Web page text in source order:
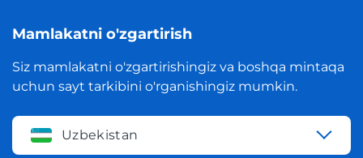
Mamlakatni o'zgartirish
Siz mamlakatni o'zgartirishingiz va boshqa mintaqa
uchun sayt tarkibini o'rganishingiz mumkin.
Uzbekistan